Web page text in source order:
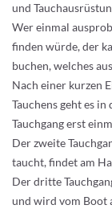
und
Wer einmal
finden würde, der
buchen, welches
Nach einer kurzen
Tauchens geht es
Tauchgang erst
Der zweite
taucht, findet am
Der dritte
und wird vom Boot